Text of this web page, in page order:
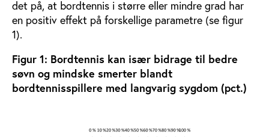
det på, at bordtennis i større eller mindre grad har
en positiv effekt på forskellige parametre (se figur
1).
Figur 1: Bordtennis kan især bidrage til bedre
søvn og mindske smerter blandt
bordtennisspillere med langvarig sygdom (pct.)